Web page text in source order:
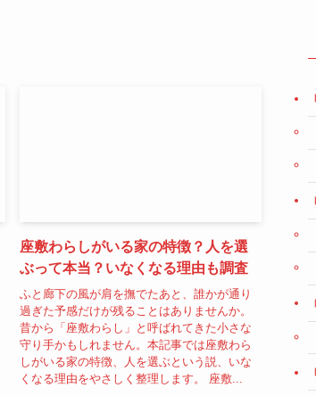
座敷わらしがいる家の特徴？人を選
ぶって本当？いなくなる理由も調査
ふと廊下の風が肩を撫でたあと、誰かが通り
過ぎた予感だけが残ることはありませんか。
昔から「座敷わらし」と呼ばれてきた小さな
守り手かもしれません。本記事では座敷わら
しがいる家の特徴、人を選ぶという説、いな
くなる理由をやさしく整理します。 座敷...